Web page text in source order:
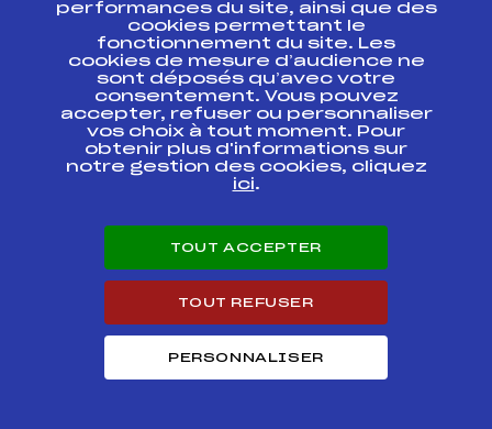
FNAM0024.FFS
SUBARU NORDIC
CHALLENGE Libre –
Etape 1
FFS
FNAM0022.FFS
SUBARU NORDIC
CHALLENGE
Classique – Etape 1
FFS
SUBARU NORDIC
FNAM0015
SUBARU NORDIC
CHALLENGE SPRINT
FINALES – Etape 1
FFS
performances du site, ainsi que des
cookies permettant le
fonctionnement du site. Les
cookies de mesure d’audience ne
sont déposés qu’avec votre
consentement. Vous pouvez
accepter, refuser ou personnaliser
vos choix à tout moment. Pour
obtenir plus d'informations sur
notre gestion des cookies, cliquez
ici.
TOUT ACCEPTER
TOUT REFUSER
PERSONNALISER